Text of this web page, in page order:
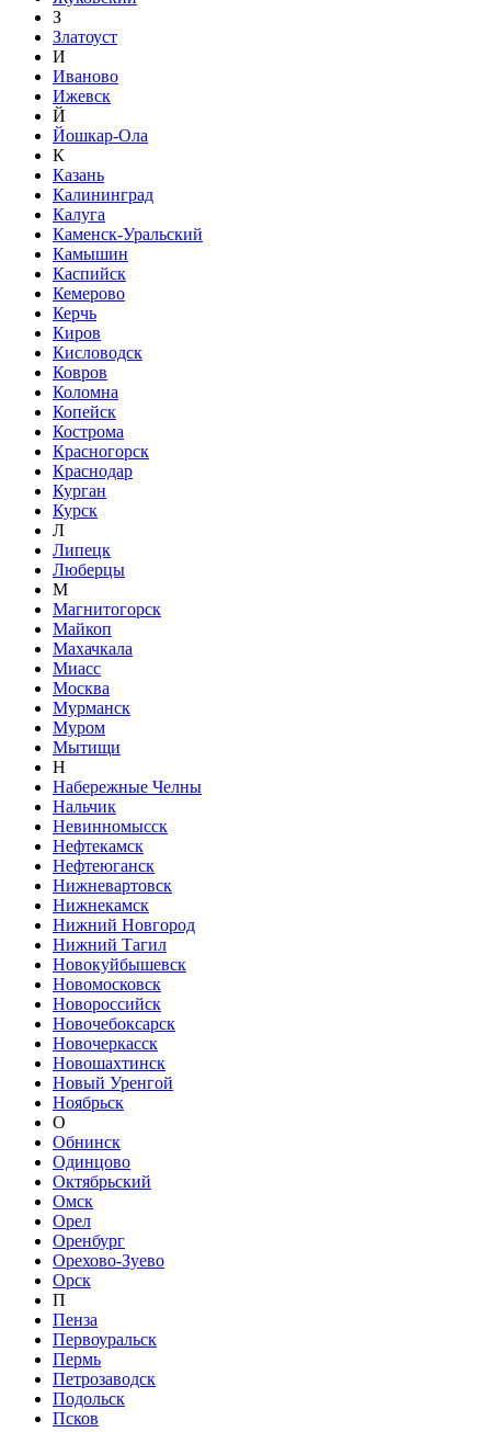
З
Златоуст
И
Иваново
Ижевск
Й
Йошкар-Ола
К
Казань
Калининград
Калуга
Каменск-Уральский
Камышин
Каспийск
Кемерово
Керчь
Киров
Кисловодск
Ковров
Коломна
Копейск
Кострома
Красногорск
Краснодар
Курган
Курск
Л
Липецк
Люберцы
М
Магнитогорск
Майкоп
Махачкала
Миасс
Москва
Мурманск
Муром
Мытищи
Н
Набережные Челны
Нальчик
Невинномысск
Нефтекамск
Нефтеюганск
Нижневартовск
Нижнекамск
Нижний Новгород
Нижний Тагил
Новокуйбышевск
Новомосковск
Новороссийск
Новочебоксарск
Новочеркасск
Новошахтинск
Новый Уренгой
Ноябрьск
О
Обнинск
Одинцово
Октябрьский
Омск
Орел
Оренбург
Орехово-Зуево
Орск
П
Пенза
Первоуральск
Пермь
Петрозаводск
Подольск
Псков